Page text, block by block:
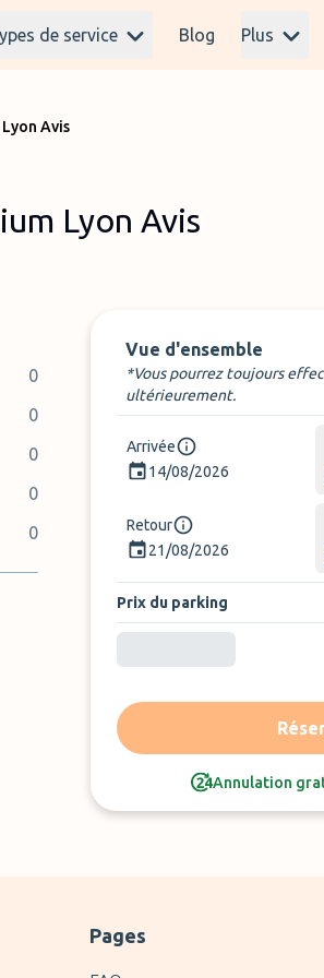
de service Blog Plus
Avis
Lyon Avis
0
0
0
0
0
Vue d'ensemble
*Vous pourrez toujours
ultérieurement.
Arrivée
14/08/2026
Retour
21/08/2026
Prix du parking
Annulation
Pages